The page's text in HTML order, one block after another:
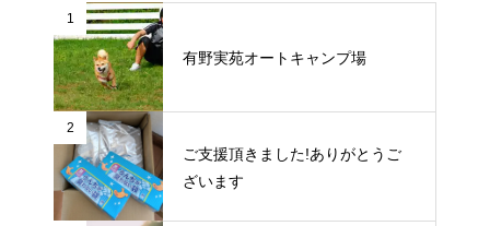
1
有野実苑オートキャンプ場
2
ご支援頂きました!ありがとうご
ざいます